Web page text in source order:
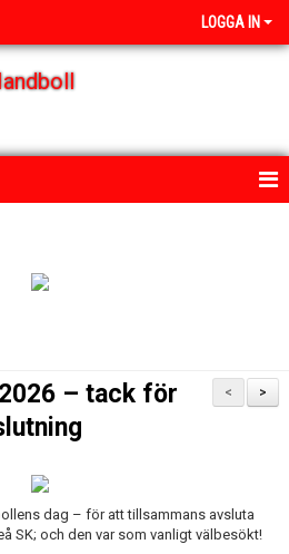
LOGGA IN
>
<
– tack för
dag – för att tillsammans avsluta
SK; och den var som vanligt välbesökt!